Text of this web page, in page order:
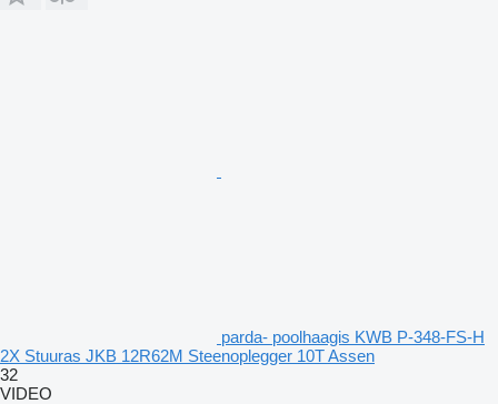
parda- poolhaagis KWB P-348-FS-H
2X Stuuras JKB 12R62M Steenoplegger 10T Assen
32
VIDEO